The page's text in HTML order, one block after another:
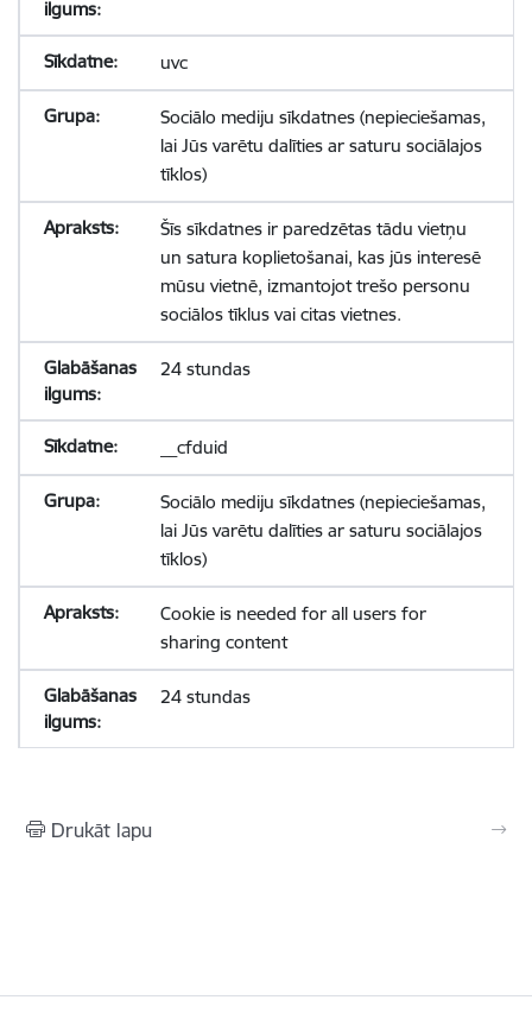
uvc
Sociālo mediju sīkdatnes (nepieciešamas,
lai Jūs varētu dalīties ar saturu sociālajos
tīklos)
Šīs sīkdatnes ir paredzētas tādu vietņu
un satura koplietošanai, kas jūs interesē
mūsu vietnē, izmantojot trešo personu
sociālos tīklus vai citas vietnes.
24 stundas
__cfduid
Sociālo mediju sīkdatnes (nepieciešamas,
lai Jūs varētu dalīties ar saturu sociālajos
tīklos)
Cookie is needed for all users for
sharing content
24 stundas
Drukāt lapu